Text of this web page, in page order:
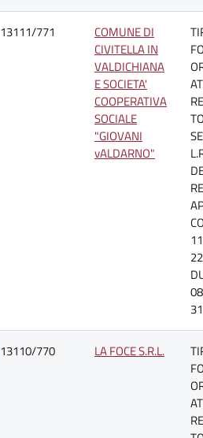
13111/771
COMUNE DI
CIVITELLA IN
VALDICHIANA
E SOCIETA'
COOPERATIVA
SOCIALE
"GIOVANI
vALDARNO"
13110/770 LA FOCE S.R.L.